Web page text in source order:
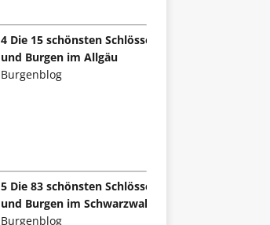
4 Die 15 schönsten Schlösser
und Burgen im Allgäu
Burgenblog
5 Die 83 schönsten Schlösser
und Burgen im Schwarzwald
Burgenblog